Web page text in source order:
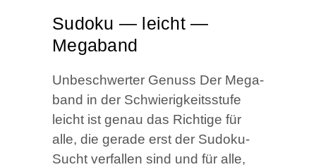
Sudo­ku — leicht —
Megaband
Unbe­schwer­ter Genuss Der Mega­
band in der Schwie­rig­keits­stu­fe
leicht ist genau das Rich­ti­ge für
alle, die gera­de erst der Sudo­ku-
Sucht ver­fal­len sind und für alle,